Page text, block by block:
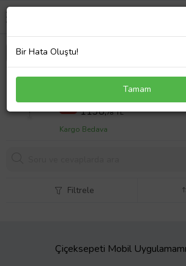
Papatya Silver 925 Ayar Rose
Taşlı Gümüş Kutup Yıldızı Kolye
%12 1299,8 TL
1138,78 TL
Kargo Bedava
Filtrele
Çiçeksepeti Mobil
Bir Hata Oluştu!
Tamam